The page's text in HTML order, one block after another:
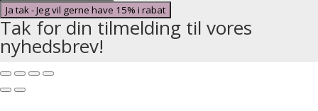
Ja tak - Jeg vil gerne have 15% i rabat
Tak for din tilmelding til vores
nyhedsbrev!